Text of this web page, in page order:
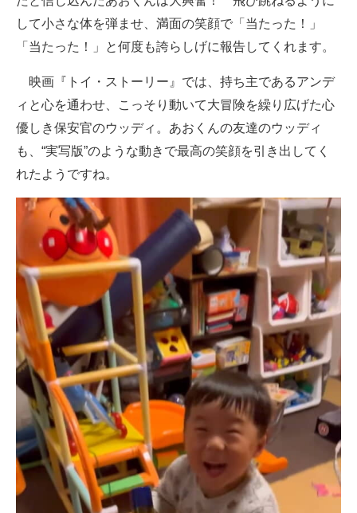
して小さな体を弾ませ、満面の笑顔で「当たった！」
「当たった！」と何度も誇らしげに報告してくれます。
映画『トイ・ストーリー』では、持ち主であるアンデ
ィと心を通わせ、こっそり動いて大冒険を繰り広げた心
優しき保安官のウッディ。あおくんの友達のウッディ
も、“実写版”のような動きで最高の笑顔を引き出してく
れたようですね。